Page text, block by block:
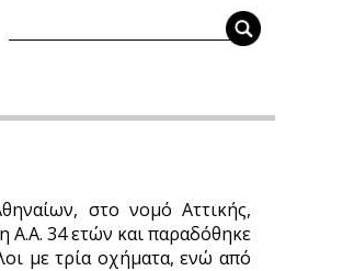
στο νομό Αττικής,
Α.Α. 34 ετών και παραδόθηκε
με τρία οχήματα, ενώ από